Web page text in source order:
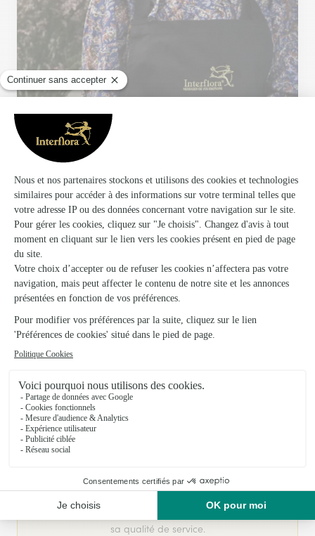
Votre fleuriste artisan à Thiberville
est membre du réseau Interflora et a
ARGENT en 2026
sa qualité de service.